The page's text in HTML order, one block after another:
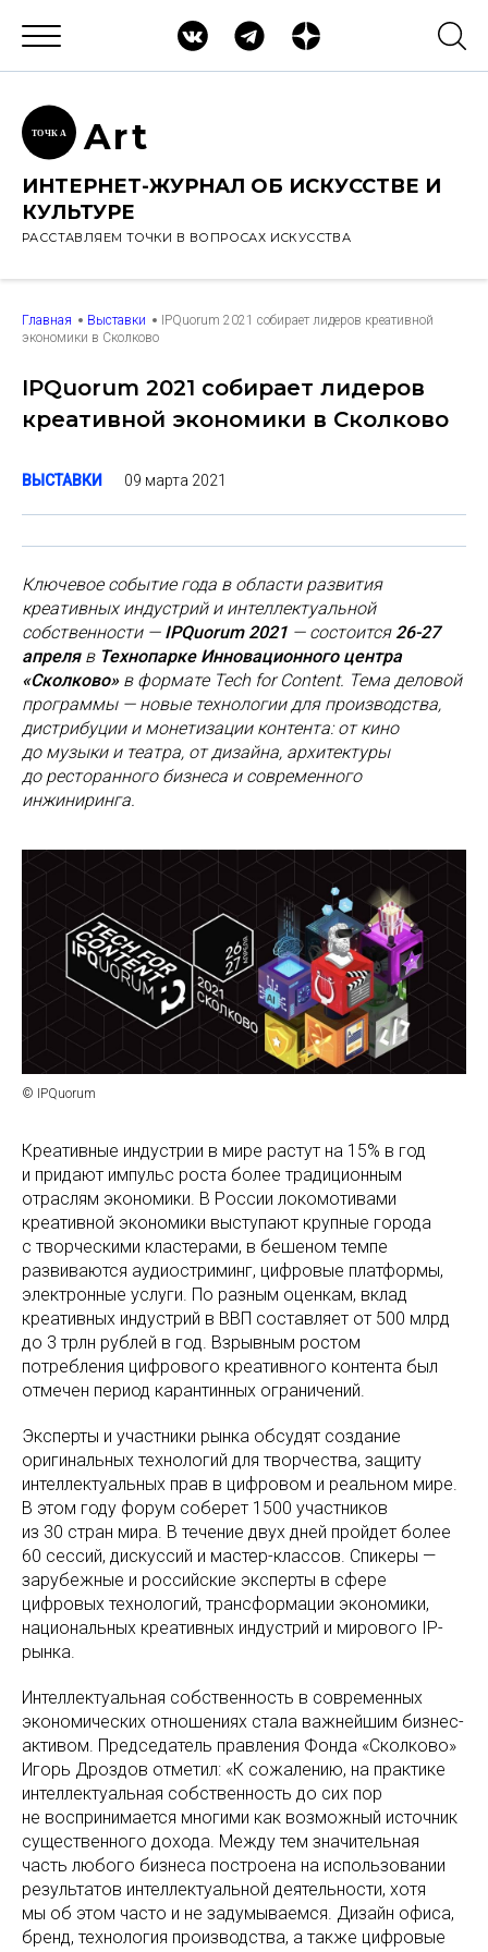
ТОЧК А Art
ИНТЕРНЕТ-ЖУРНАЛ ОБ ИСКУССТВЕ И
КУЛЬТУРЕ
РАССТАВЛЯЕМ ТОЧКИ В ВОПРОСАХ ИСКУССТВА
Главная Выставки
IPQuorum 2021 собирает лидеров креативной
экономики в Сколково
IPQuorum 2021 собирает лидеров
креативной экономики в Сколково
ВЫСТАВКИ 09 марта 2021
Ключевое событие года в области развития
креативных индустрий и интеллектуальной
собственности — IPQuorum 2021 — состоится 26-27
апреляв Технопарке Инновационного центра
«Сколково» в формате Tech for Content. Тема деловой
программы — новые технологии для производства,
дистрибуции и монетизации контента: от кино
до музыки и театра, от дизайна, архитектуры
до ресторанного бизнеса и современного
инжиниринга.
© IPQuorum
Креативные индустрии в мире растут на 15% в год
и придают импульс роста более традиционным
отраслям экономики. В России локомотивами
креативной экономики выступают крупные города
с творческими кластерами, в бешеном темпе
развиваются аудиостриминг, цифровые платформы,
электронные услуги. По разным оценкам, вклад
креативных индустрий в ВВП составляет от 500 млрд
до 3 трлн рублей в год. Взрывным ростом
потребления цифрового креативного контента был
отмечен период карантинных ограничений.
Эксперты и участники рынка обсудят создание
оригинальных технологий для творчества, защиту
интеллектуальных прав в цифровом и реальном мире.
В этом году форум соберет 1500 участников
из 30 стран мира. В течение двух дней пройдет более
60 сессий, дискуссий и мастер-классов. Спикеры —
зарубежные и российские эксперты в сфере
цифровых технологий, трансформации экономики,
национальных креативных индустрий и мирового IP-
рынка.
Интеллектуальная собственность в современных
экономических отношениях стала важнейшим бизнес-
активом. Председатель правления Фонда «Сколково»
Игорь Дроздов отметил: «К сожалению, на практике
интеллектуальная собственность до сих пор
не воспринимается многими как возможный источник
существенного дохода. Между тем значительная
часть любого бизнеса построена на использовании
результатов интеллектуальной деятельности, хотя
мы об этом часто и не задумываемся. Дизайн офиса,
бренд, технология производства, а также цифровые